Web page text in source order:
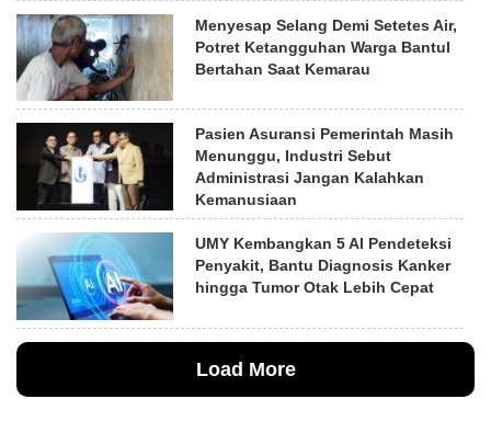
Menyesap Selang Demi Setetes Air,
Potret Ketangguhan Warga Bantul
Bertahan Saat Kemarau
Pasien Asuransi Pemerintah Masih
Menunggu, Industri Sebut
Administrasi Jangan Kalahkan
Kemanusiaan
UMY Kembangkan 5 AI Pendeteksi
Penyakit, Bantu Diagnosis Kanker
hingga Tumor Otak Lebih Cepat
Load More